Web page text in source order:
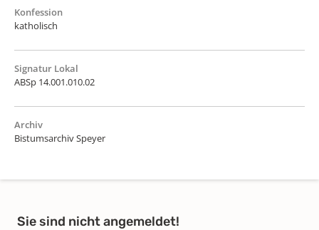
Konfession
katholisch
Signatur Lokal
ABSp 14.001.010.02
Archiv
Bistumsarchiv Speyer
Sie sind nicht angemeldet!